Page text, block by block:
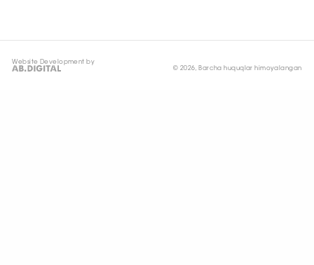
Website Development by
© 2026, Barcha huquqlar himoyalangan